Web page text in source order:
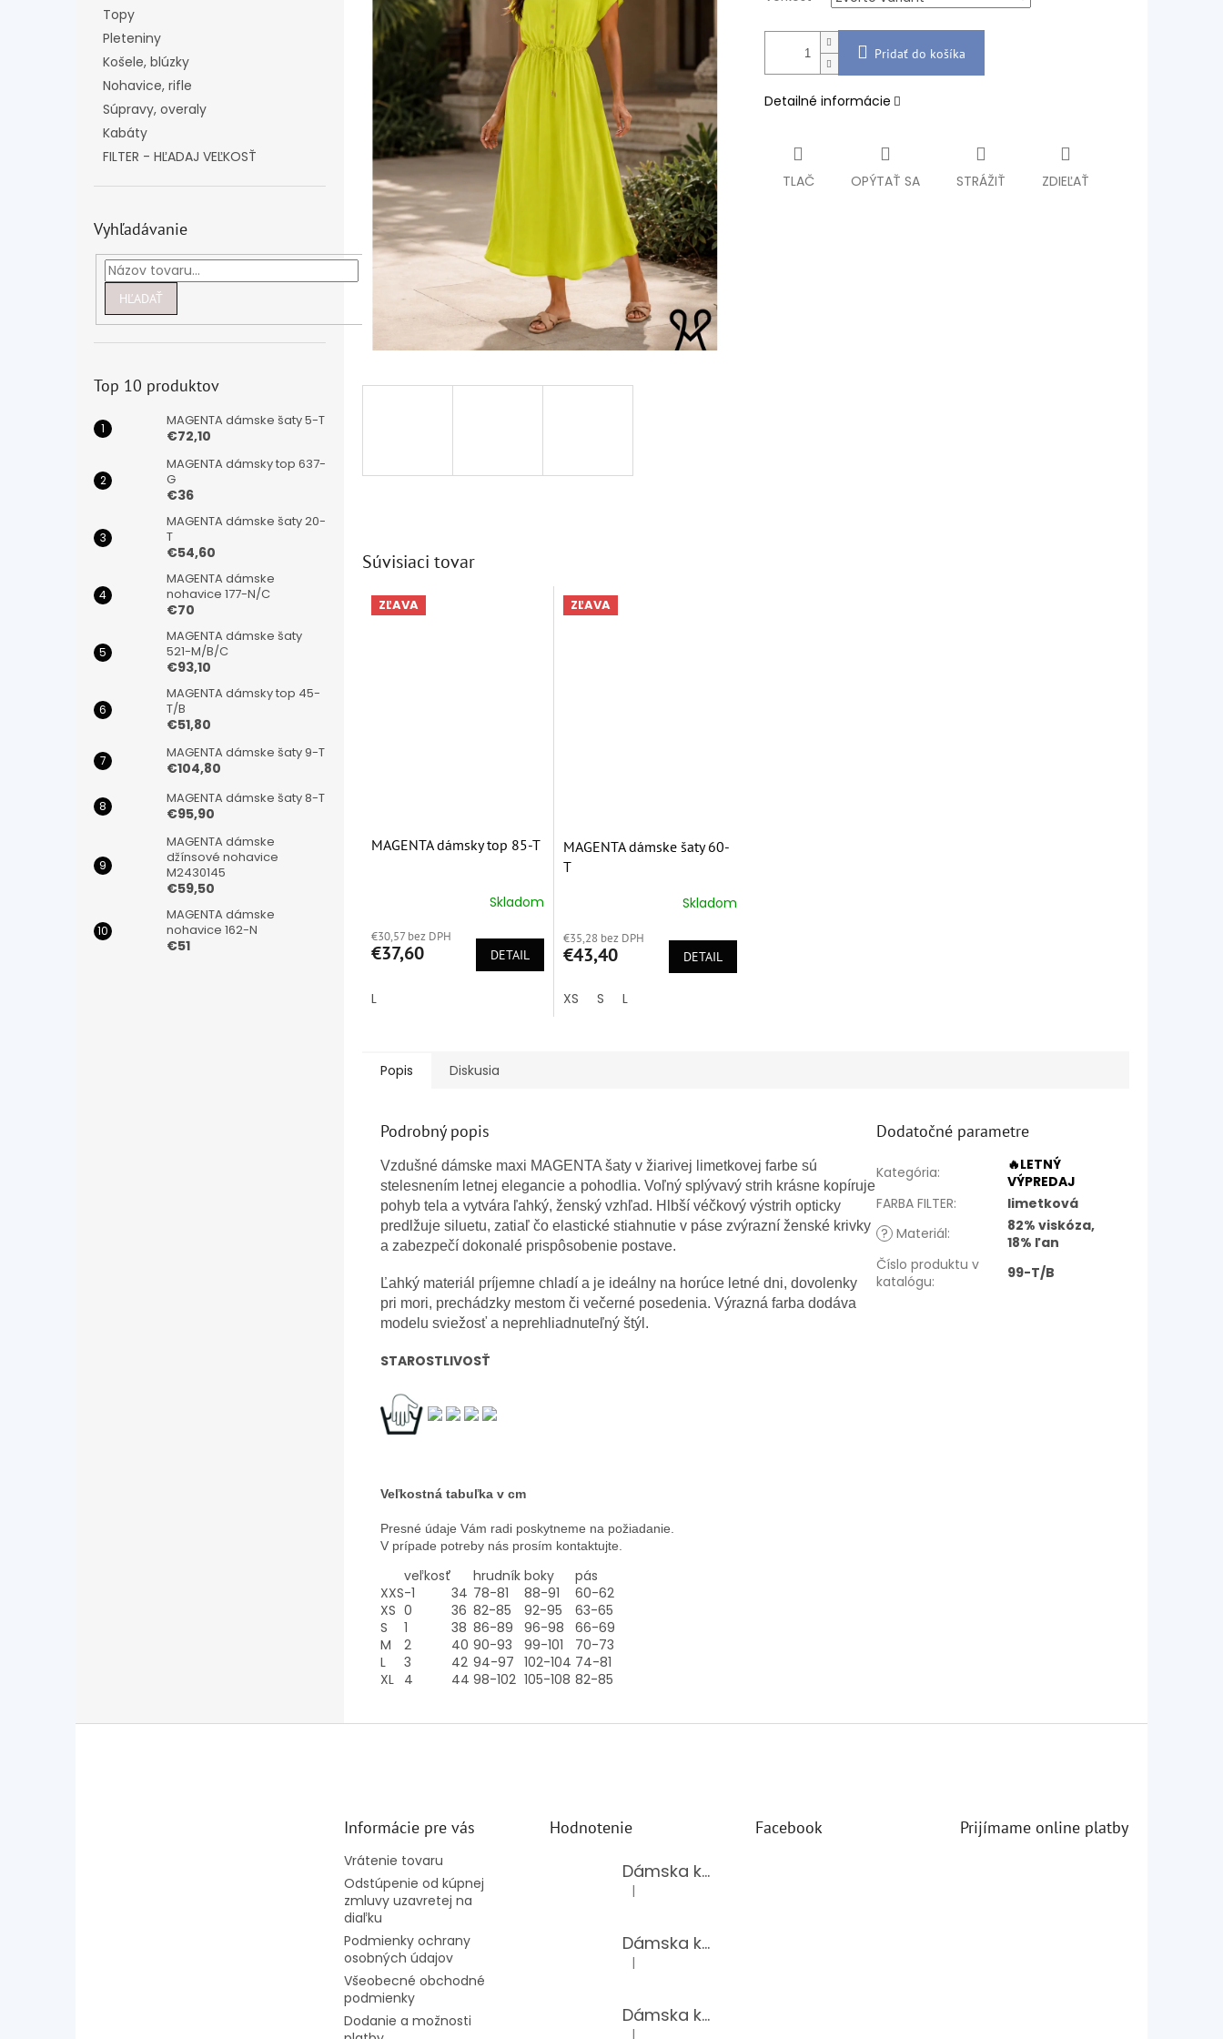
Topy
Pleteniny
Košele, blúzky
Nohavice, rifle
Súpravy, overaly
Kabáty
FILTER - HĽADAJ VEĽKOSŤ
Vyhľadávanie
HĽADAŤ
Top 10 produktov
MAGENTA dámske šaty 5-T
€72,10
MAGENTA dámsky top 637-
G
€36
MAGENTA dámske šaty 20-
T
€54,60
MAGENTA dámske
nohavice 177-N/C
€70
MAGENTA dámske šaty
521-M/B/C
€93,10
MAGENTA dámsky top 45-
T/B
€51,80
MAGENTA dámske šaty 9-T
€104,80
MAGENTA dámske šaty 8-T
€95,90
MAGENTA dámske
džínsové nohavice
M2430145
€59,50
MAGENTA dámske
nohavice 162-N
€51
Pridať do košíka
Detailné informácie
TLAČ OPÝTAŤ SA STRÁŽIŤ ZDIEĽAŤ
Súvisiaci tovar
ZĽAVA
MAGENTA dámsky top 85-T
produktu
je
z
5
Skladom
€30,57 bez DPH
€37,60 DETAIL
L
ZĽAVA
MAGENTA dámske šaty 60-
T
produktu
je
z
5
Skladom
€35,28 bez DPH
€43,40 DETAIL
XS S L
Popis Diskusia
Podrobný popis
Vzdušné dámske maxi MAGENTA šaty v žiarivej limetkovej farbe sú
stelesnením letnej elegancie a pohodlia. Voľný splývavý strih krásne kopíruje
pohyb tela a vytvára ľahký, ženský vzhľad. Hlbší véčkový výstrih opticky
predlžuje siluetu, zatiaľ čo elastické stiahnutie v páse zvýrazní ženské krivky
a zabezpečí dokonalé prispôsobenie postave.
Ľahký materiál príjemne chladí a je ideálny na horúce letné dni, dovolenky
pri mori, prechádzky mestom či večerné posedenia. Výrazná farba dodáva
modelu sviežosť a neprehliadnuteľný štýl.
STAROSTLIVOSŤ
Veľkostná tabuľka v cm
Presné údaje Vám radi poskytneme na požiadanie.
V prípade potreby nás prosím kontaktujte.
veľkosť hrudník boky
pás
XXS-1 34 78-81 88-91
60-62
XS 0 36 82-85 92-95
63-65
S
1 38 86-89 96-98
66-69
M
2 40 90-93 99-101
70-73
L
3 42 94-97 102-104 74-81
XL 4 44 98-102 105-108 82-85
Dodatočné parametre
Kategória:
🔥LETNÝ
VÝPREDAJ
FARBA FILTER:
limetková
? Materiál:
82% viskóza,
18% ľan
Číslo produktu v
katalógu: 99-T/B
Informácie pre vás
Vrátenie tovaru
Odstúpenie od kúpnej
zmluvy uzavretej na
diaľku
Podmienky ochrany
osobných údajov
Všeobecné obchodné
podmienky
Dodanie a možnosti
Hodnotenie
Dámska kožená kabelka TS-112-14/CHOCO
Hodnotenie produktu je 5 z 5 hviezdičiek.
|
Dámska kožená kabelka TS-112-14/PUDER
Hodnotenie produktu je 5 z 5 hviezdičiek.
|
Dámska kožená kabelka TS-98-141/GOLD
|
Facebook Prijímame online platby